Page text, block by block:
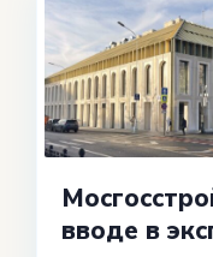
вводе в